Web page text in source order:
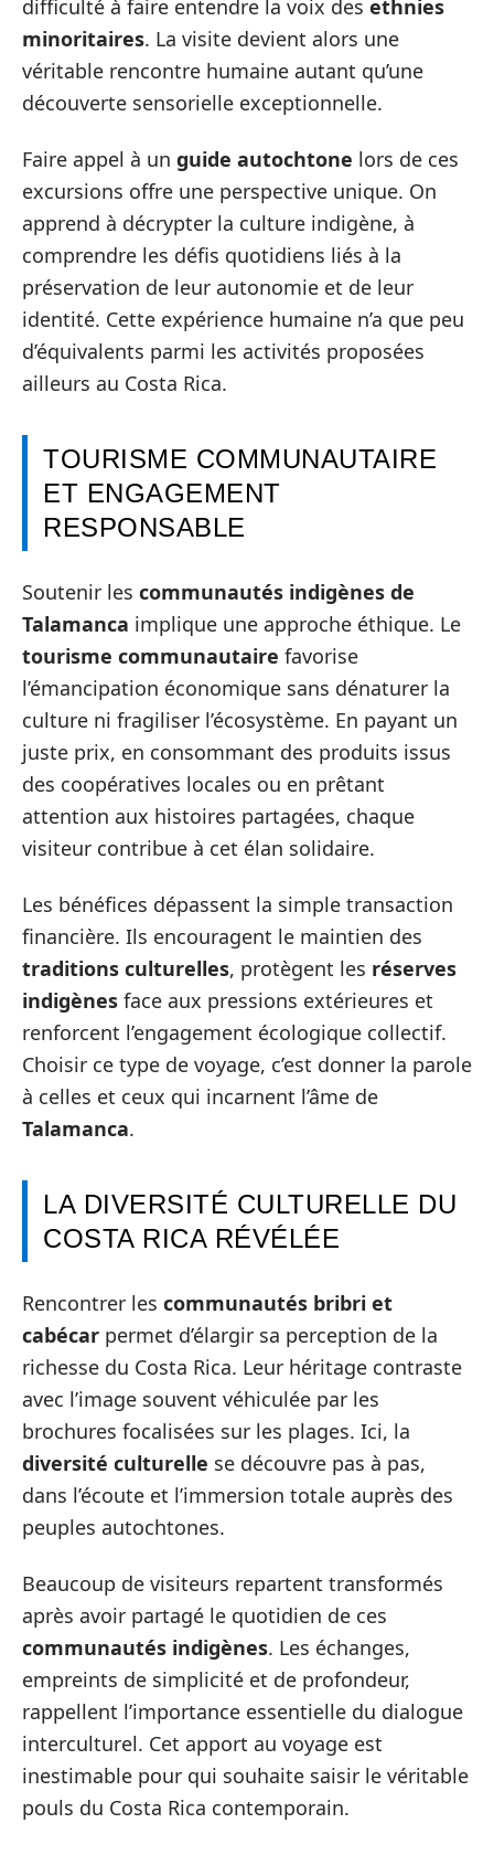
difficulté à faire entendre la voix des ethnies
minoritaires. La visite devient alors une
véritable rencontre humaine autant qu’une
découverte sensorielle exceptionnelle.
Faire appel à un guide autochtone lors de ces
excursions offre une perspective unique. On
apprend à décrypter la culture indigène, à
comprendre les défis quotidiens liés à la
préservation de leur autonomie et de leur
identité. Cette expérience humaine n’a que peu
d’équivalents parmi les activités proposées
ailleurs au Costa Rica.
TOURISME COMMUNAUTAIRE
ET ENGAGEMENT
RESPONSABLE
Soutenir les communautés indigènes de
Talamanca implique une approche éthique. Le
tourisme communautaire favorise
l’émancipation économique sans dénaturer la
culture ni fragiliser l’écosystème. En payant un
juste prix, en consommant des produits issus
des coopératives locales ou en prêtant
attention aux histoires partagées, chaque
visiteur contribue à cet élan solidaire.
Les bénéfices dépassent la simple transaction
financière. Ils encouragent le maintien des
traditions culturelles, protègent les réserves
indigènes face aux pressions extérieures et
renforcent l’engagement écologique collectif.
Choisir ce type de voyage, c’est donner la parole
à celles et ceux qui incarnent l’âme de
Talamanca.
LA DIVERSITÉ CULTURELLE DU
COSTA RICA RÉVÉLÉE
Rencontrer les communautés bribri et
cabécar permet d’élargir sa perception de la
richesse du Costa Rica. Leur héritage contraste
avec l’image souvent véhiculée par les
brochures focalisées sur les plages. Ici, la
diversité culturelle se découvre pas à pas,
dans l’écoute et l’immersion totale auprès des
peuples autochtones.
Beaucoup de visiteurs repartent transformés
après avoir partagé le quotidien de ces
communautés indigènes. Les échanges,
empreints de simplicité et de profondeur,
rappellent l’importance essentielle du dialogue
interculturel. Cet apport au voyage est
inestimable pour qui souhaite saisir le véritable
pouls du Costa Rica contemporain.